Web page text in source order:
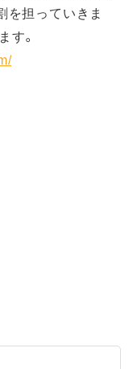
を担っていきま
す。